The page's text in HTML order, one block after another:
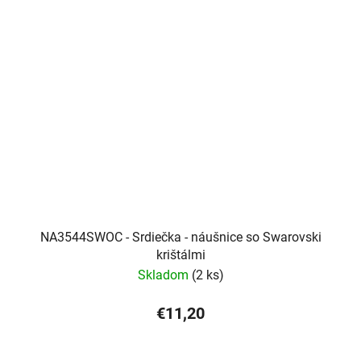
NA3544SWOC - Srdiečka - náušnice so Swarovski
krištálmi
Skladom (2 ks)
€11,20